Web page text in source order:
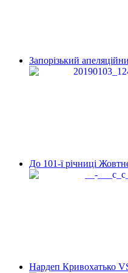
Запорізький
До 101-ї річниці
Нардеп Кривохатько